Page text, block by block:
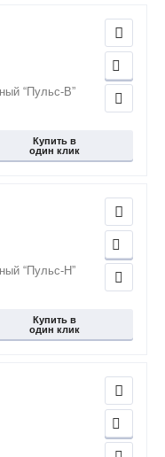
“Пульс-В”
Купить в
один клик
“Пульс-Н”
Купить в
один клик